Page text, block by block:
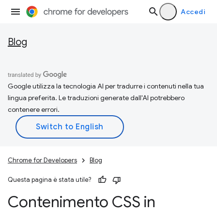
Accedi
Blog
Google utilizza la tecnologia AI per tradurre i contenuti nella tua
lingua preferita. Le traduzioni generate dall'AI potrebbero
contenere errori.
Chrome for Developers Blog
Questa pagina è stata utile?
Contenimento CSS in